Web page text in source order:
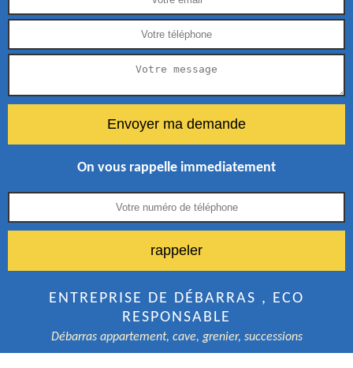
On vous rappelle immediatement
ENTREPRISE DE DÉBARRAS , ECO
RESPONSABLE
Débarras appartement, cave, grenier, successions